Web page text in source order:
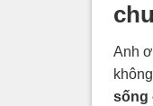
Anh
sống